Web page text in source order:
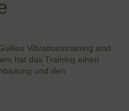
Vibrationstraining sind
hat das Training einen
und den